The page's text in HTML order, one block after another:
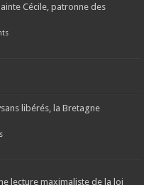
Cécile, patronne des
libérés, la Bretagne
lecture maximaliste de la loi